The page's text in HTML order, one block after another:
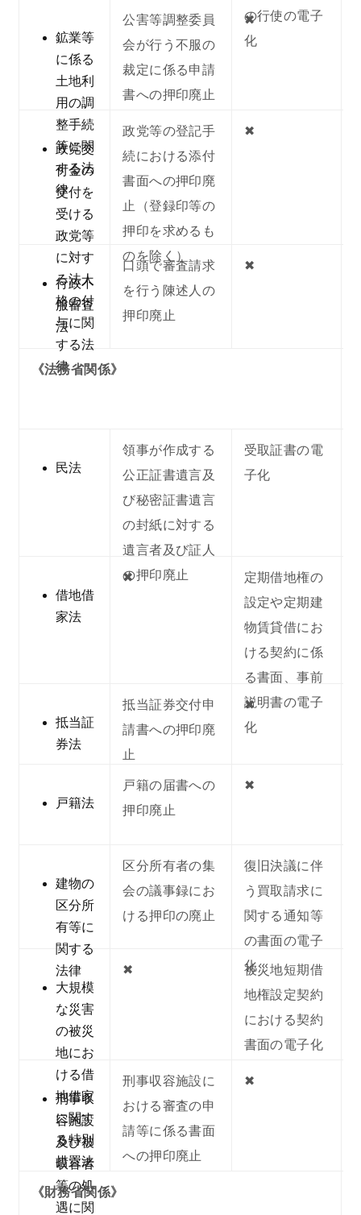
の行使の電子
化
鉱業等
に係る
土地利
用の調
整手続
等に関
する法
律
公害等調整委員
会が行う不服の
裁定に係る申請
書への押印廃止
✖︎
政党交
付金の
交付を
受ける
政党等
に対す
る法人
格の付
与に関
する法
律
政党等の登記手
続における添付
書面への押印廃
止（登録印等の
押印を求めるも
のを除く）
✖︎
行政不
服審査
法
口頭で審査請求
を行う陳述人の
押印廃止
✖︎
《法務省関係》
民法
領事が作成する
公正証書遺言及
び秘密証書遺言
の封紙に対する
遺言者及び証人
の押印廃止
受取証書の電
子化
借地借
家法
✖︎
定期借地権の
設定や定期建
物賃貸借にお
ける契約に係
る書面、事前
説明書の電子
化
抵当証
券法
抵当証券交付申
請書への押印廃
止
✖︎
戸籍法
戸籍の届書への
押印廃止
✖︎
建物の
区分所
有等に
関する
法律
区分所有者の集
会の議事録にお
ける押印の廃止
復旧決議に伴
う買取請求に
関する通知等
の書面の電子
化
大規模
な災害
の被災
地にお
ける借
地借家
に関す
る特別
措置法
✖︎
被災地短期借
地権設定契約
における契約
書面の電子化
刑事収
容施設
及び被
収容者
等の処
遇に関
刑事収容施設に
おける審査の申
請等に係る書面
への押印廃止
✖︎
《財務省関係》